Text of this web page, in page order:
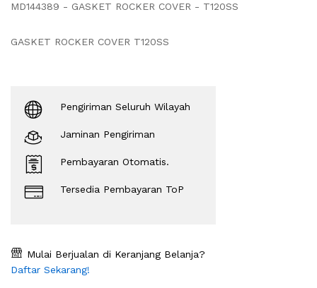
MD144389 - GASKET ROCKER COVER - T120SS
GASKET ROCKER COVER T120SS
Pengiriman Seluruh Wilayah
Jaminan Pengiriman
Pembayaran Otomatis.
Tersedia Pembayaran ToP
Mulai Berjualan di Keranjang Belanja?
Daftar Sekarang!